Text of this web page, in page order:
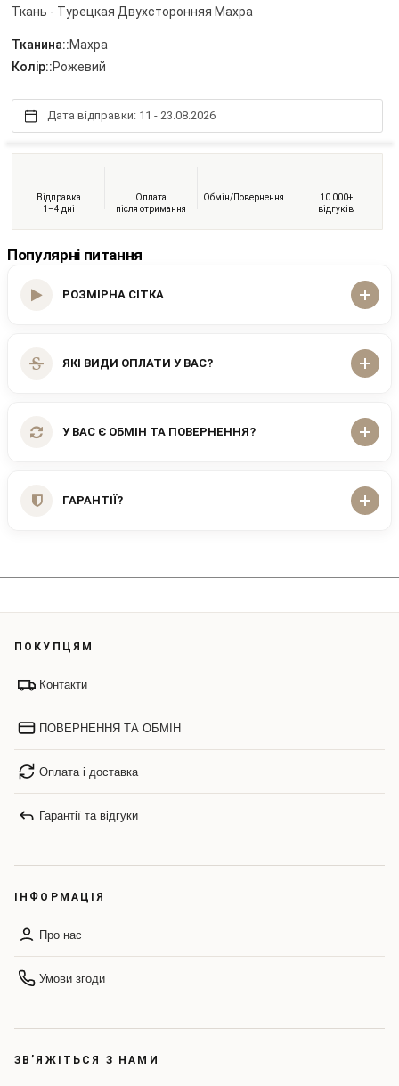
Ткань - Турецкая Двухсторонняя Махра
Тканина::Махра
Колір::Рожевий
Дата відправки: 11 - 23.08.2026
Відправка
1–4 дні
Оплата
після отримання
Обмін/Повернення
10 000+
відгуків
Популярні питання
РОЗМІРНА СІТКА
ЯКІ ВИДИ ОПЛАТИ У ВАС?
У ВАС Є ОБМІН ТА ПОВЕРНЕННЯ?
ГАРАНТІЇ?
ПОКУПЦЯМ
Контакти
ПОВЕРНЕННЯ ТА ОБМІН
Оплата і доставка
Гарантії та відгуки
ІНФОРМАЦІЯ
Про нас
Умови згоди
ЗВ’ЯЖІТЬСЯ З НАМИ